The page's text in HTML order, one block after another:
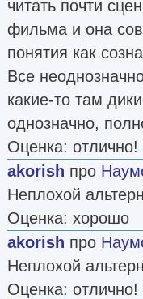
читать почти
фильма и она
понятия как
Все
какие-то там
однозначно,
Оценка: отлично!
akorish про
Неплохой
Оценка: хорошо
akorish про
Неплохой
Оценка: отлично!